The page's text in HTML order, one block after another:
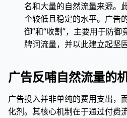
名和大量的自然流量来源。
个较低且稳定的水平。广告
御”和“收割”，主要用于防
牌词流量，并以此建立起坚
广告反哺自然流量的
广告投入并非单纯的费用支出，
化剂。其核心机制在于通过付费